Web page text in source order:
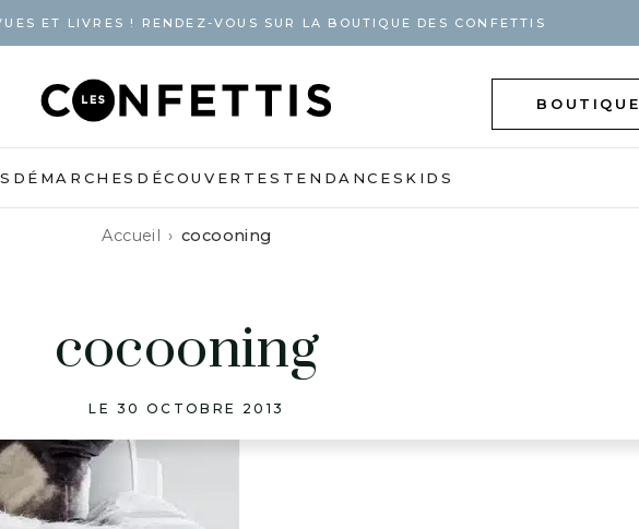
ET LIVRES ! RENDEZ-VOUS SUR LA BOUTIQUE DES CONFETTIS
BOUTIQUE
DÉMARCHES DÉCOUVERTES TENDANCES KIDS
Accueil cocooning
cocooning
LE 30 OCTOBRE 2013